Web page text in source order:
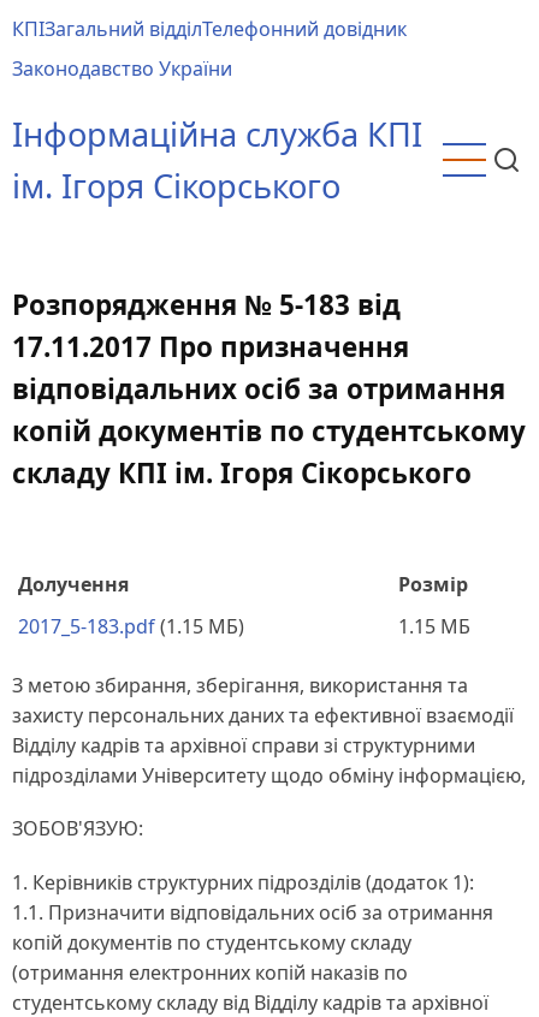
до
основного
КПІЗагальний відділТелефонний довідник
Законодавство України
Інформаційна служба КПІ
ім. Ігоря Сікорського
Розпорядження № 5-183 від
17.11.2017 Про призначення
відповідальних осіб за отримання
копій документів по студентському
складу КПІ ім. Ігоря Сікорського
Долучення
Розмір
2017_5-183.pdf(1.15 МБ) 1.15 МБ
З метою збирання, зберігання, використання та
захисту персональних даних та ефективної взаємодії
Відділу кадрів та архівної справи зі структурними
підрозділами Університету щодо обміну інформацією,
ЗОБОВ'ЯЗУЮ:
1. Керівників структурних підрозділів (додаток 1):
1.1. Призначити відповідальних осіб за отримання
копій документів по студентському складу
(отримання електронних копій наказів по
студентському складу від Відділу кадрів та архівної